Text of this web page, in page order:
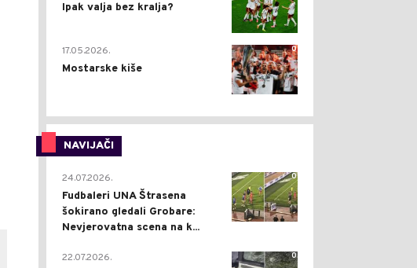
Ipak valja bez kralja?
0
17.05.2026.
Mostarske kiše
NAVIJAČI
0
24.07.2026.
Fudbaleri UNA Štrasena
šokirano gledali Grobare:
Nevjerovatna scena na k...
0
22.07.2026.